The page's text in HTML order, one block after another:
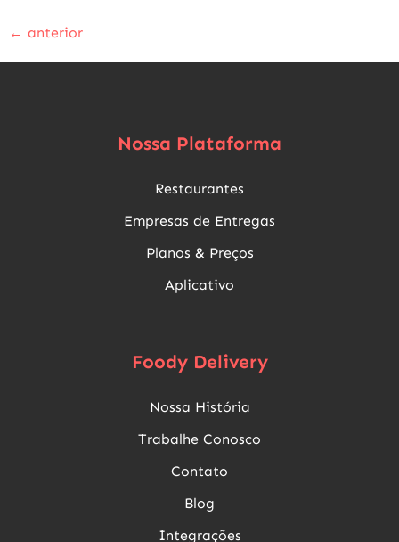
← anterior
Nossa Plataforma
Restaurantes
Empresas de Entregas
Planos & Preços
Aplicativo
Foody Delivery
Nossa História
Trabalhe Conosco
Contato
Blog
Integrações